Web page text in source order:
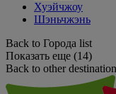
Хуэйчжоу
Шэньчжэнь
Back to Города list
Показать еще (14)
Back to other